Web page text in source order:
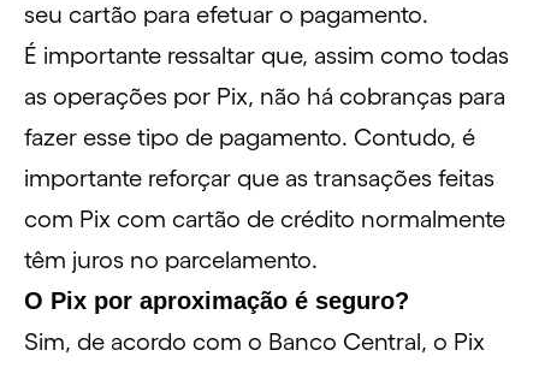
seu cartão para efetuar o pagamento.
É importante ressaltar que, assim como todas
as operações por Pix, não há cobranças para
fazer esse tipo de pagamento. Contudo, é
importante reforçar que as transações feitas
com Pix com cartão de crédito normalmente
têm juros no parcelamento.
O Pix por aproximação é seguro?
Sim, de acordo com o Banco Central, o Pix